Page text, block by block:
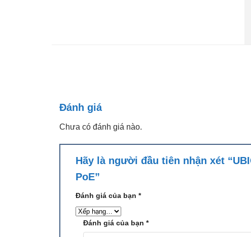
Đánh giá
Chưa có đánh giá nào.
Hãy là người đầu tiên nhận xét
PoE”
Đánh giá của bạn *
Đánh giá của bạn *